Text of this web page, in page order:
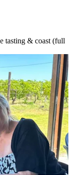
tasting & coast (full